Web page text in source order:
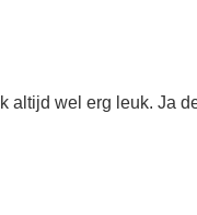
altijd wel erg leuk. Ja